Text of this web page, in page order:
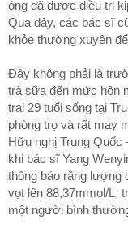
ông đã được điều trị
Qua đây, các bác sĩ
khỏe thường xuyên
Đây không phải là
trà sữa đến mức hôn
trai 29 tuổi sống tại
phòng trọ và rất may
Hữu nghị Trung Quốc
khi bác sĩ Yang
thông báo rằng lượng
vọt lên 88,37mmol/L,
một người bình